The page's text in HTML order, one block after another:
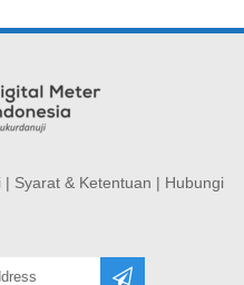
| Syarat & Ketentuan | Hubungi